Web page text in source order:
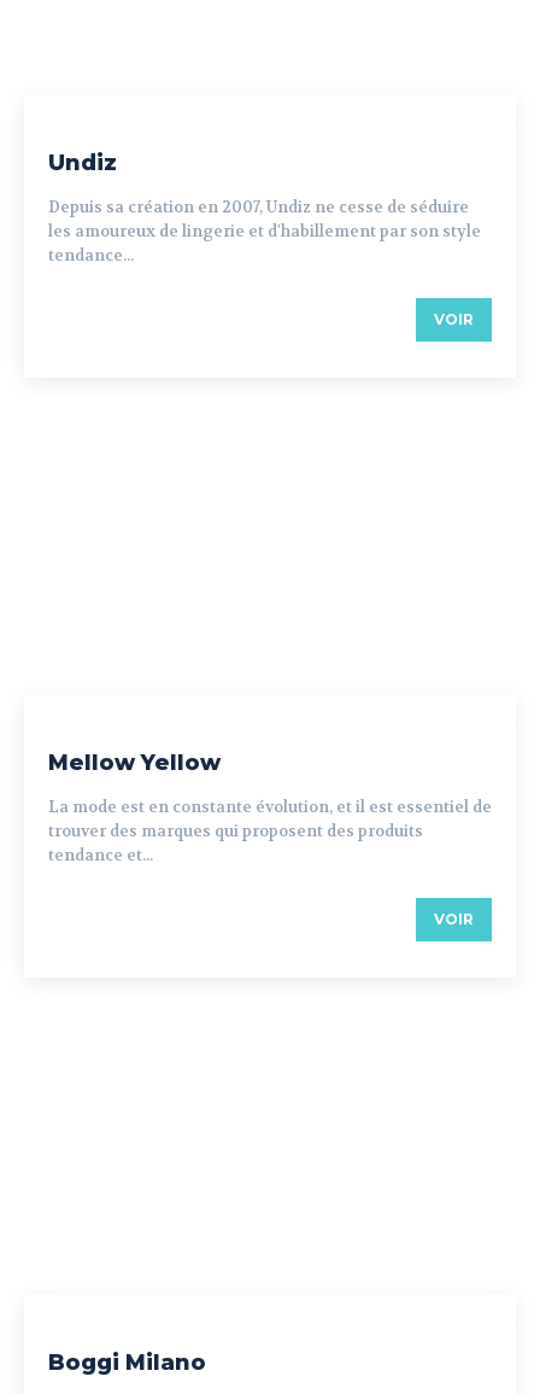
Undiz
Depuis sa création en 2007, Undiz ne cesse de séduire
les amoureux de lingerie et d'habillement par son style
tendance...
VOIR
Mellow Yellow
La mode est en constante évolution, et il est essentiel de
trouver des marques qui proposent des produits
tendance et...
VOIR
Boggi Milano